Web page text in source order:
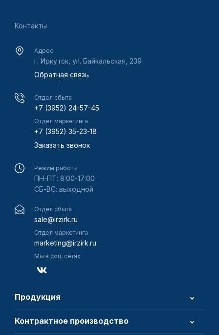
Контакты
Адрес
г. Иркутск, ул. Байкальская, 239
Обратная связь
Отдел сбыта
+7 (3952) 24-57-45
Отдел маркетинга
+7 (3952) 35-23-18
Заказать звонок
Режим работы
ПН-ПТ: 8:00-17:00
СБ-ВС: выходной
Отдел сбыта
sale@irzirk.ru
Отдел маркетинга
marketing@irzirk.ru
Мы в соц. сетях
Продукция
Контрактное производство